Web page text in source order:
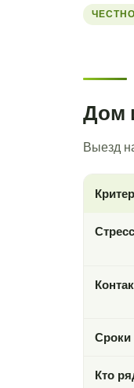
Дом
Выезд
Сроки
Кто